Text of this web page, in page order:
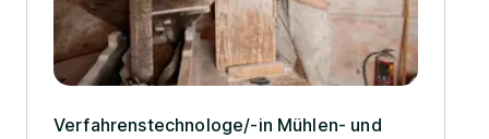
Verfahrenstechnologe/­-in Mühlen- und